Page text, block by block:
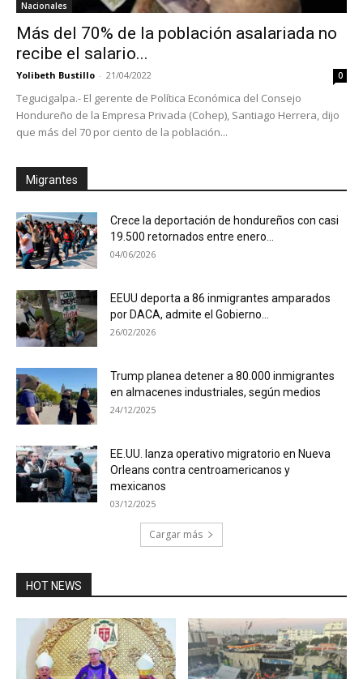
Nacionales
Más del 70% de la población asalariada no
recibe el salario...
Yolibeth Bustillo - 21/04/2022 0
Tegucigalpa.- El gerente de Política Económica del Consejo
Hondureño de la Empresa Privada (Cohep), Santiago Herrera, dijo
que más del 70 por ciento de la población...
Migrantes
Crece la deportación de hondureños con casi
19.500 retornados entre enero...
04/06/2026
EEUU deporta a 86 inmigrantes amparados
por DACA, admite el Gobierno...
26/02/2026
Trump planea detener a 80.000 inmigrantes
en almacenes industriales, según medios
24/12/2025
EE.UU. lanza operativo migratorio en Nueva
Orleans contra centroamericanos y
mexicanos
03/12/2025
Cargar más
HOT NEWS